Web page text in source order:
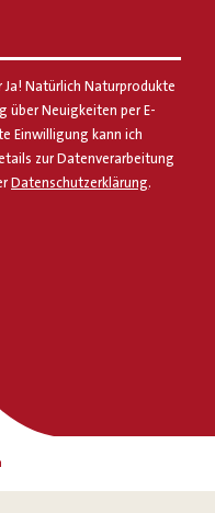
Natürlich Naturprodukte
über Neuigkeiten per E-
Einwilligung kann ich
zur Datenverarbeitung
Datenschutzerklärung.